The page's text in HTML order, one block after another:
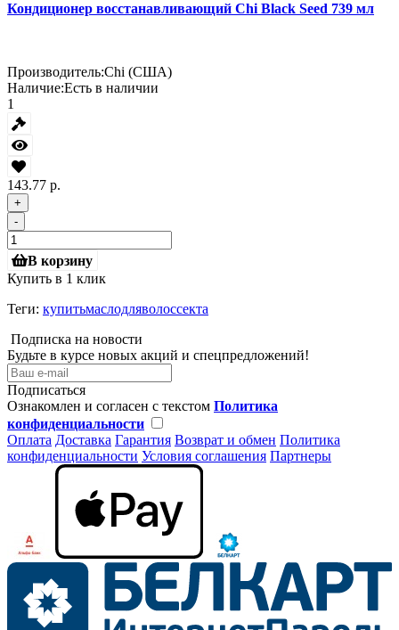
Кондиционер восстанавливающий Chi Black Seed 739 мл
Производитель:Chi (США)
Наличие:Есть в наличии
1
143.77 р.
+
-
В корзину
Купить в 1 клик
Теги: купитьмаслодляволоссекта
Подписка на новости
Будьте в курсе новых акций и спецпредложений!
Подписаться
Ознакомлен и согласен с текстом Политика
конфиденциальности
Оплата Доставка Гарантия Возврат и обмен Политика
конфиденциальности Условия соглашения Партнеры